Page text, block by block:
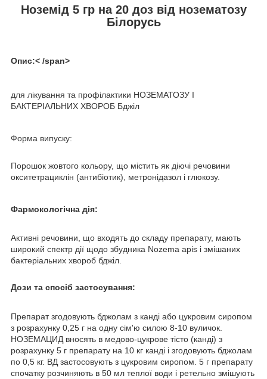
Ноземід 5 гр на 20 доз від нозематозу
Білорусь
Опис:< /span>
для лікування та профілактики НОЗЕМАТОЗУ І
БАКТЕРІАЛЬНИХ ХВОРОБ Бджіл
Форма випуску:
Порошок жовтого кольору, що містить як діючі речовини
окситетрациклін (антибіотик), метронідазол і глюкозу.
Фармокологічна дія:
Активні речовини, що входять до складу препарату, мають
широкий спектр дії щодо збудника Nozema apis і змішаних
бактеріальних хвороб бджіл.
Дози та спосіб застосування:
Препарат згодовують бджолам з канді або цукровим сиропом
з розрахунку 0,25 г на одну сім'ю силою 8-10 вуличок.
НОЗЕМАЦИД вносять в медово-цукрове тісто (канді) з
розрахунку 5 г препарату на 10 кг канді і згодовують бджолам
по 0,5 кг. ВД застосовують з цукровим сиропом. 5 г препарату
спочатку розчиняють в 50 мл теплої води і ретельно змішують